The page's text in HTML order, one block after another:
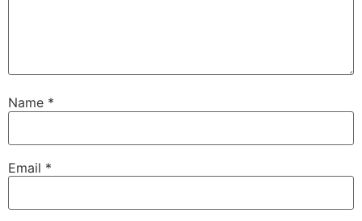
Name *
Email *